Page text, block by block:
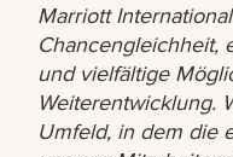
Marriott
Chancengleichheit,
und vielfältige
Weiterentwicklung.
Umfeld, in dem die